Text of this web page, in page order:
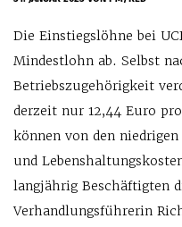
Die Einstiegslöhne bei
Mindestlohn ab. Selbst
Betriebszugehörigkeit
derzeit nur 12,44 Euro
können von den
und
langjährig Beschäftigten
Verhandlungsführerin